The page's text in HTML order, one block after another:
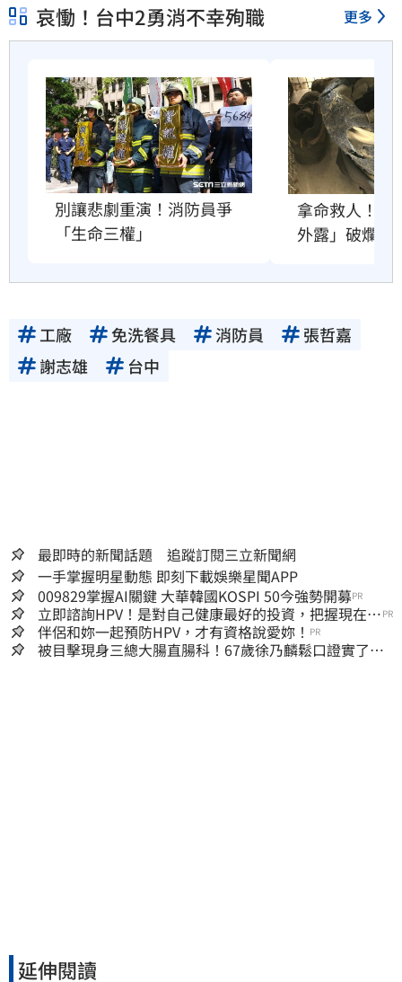
哀慟！台中2勇消不幸殉職 更多
別讓悲劇重演！消防員爭
「生命三權」
拿命救人！消
外露」破爛
工廠 免洗餐具 消防員
張哲嘉
謝志雄
台中
最即時的新聞話題 追蹤訂閱三立新聞網
一手掌握明星動態 即刻下載娛樂星聞APP
009829掌握AI關鍵 大華韓國KOSPI 50今強勢開募PR
立即諮詢HPV！是對自己健康最好的投資，把握現在不
嫌晚！
PR
伴侶和妳一起預防HPV，才有資格說愛妳！ PR
被目擊現身三總大腸直腸科！67歲徐乃麟鬆口證實了
延伸閱讀